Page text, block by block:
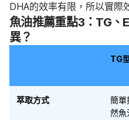
DHA的效率有限，所以實際
魚油推薦重點3：TG、
異？
TG
萃取方式
簡單
然魚